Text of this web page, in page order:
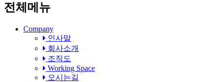
전체메뉴
Company
인사말
회사소개
조직도
Working Space
오시는길